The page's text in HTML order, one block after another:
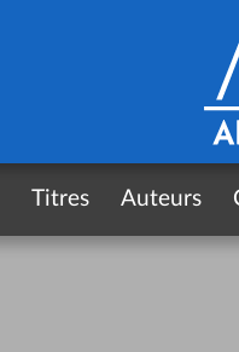
Titres Auteurs